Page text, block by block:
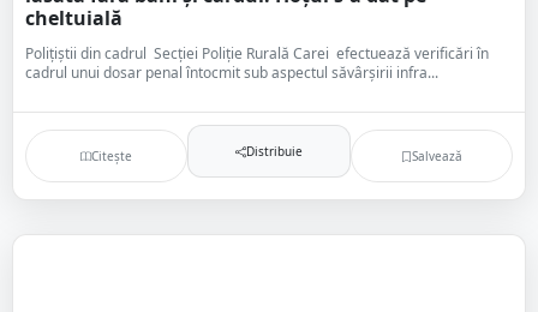
cheltuială
Polițiștii din cadrul Secției Poliție Rurală Carei efectuează verificări în
cadrul unui dosar penal întocmit sub aspectul săvârșirii infra...
Citește Distribuie Salvează